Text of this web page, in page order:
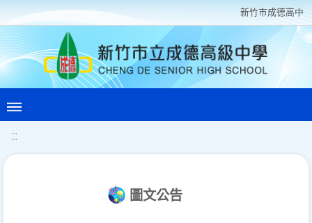
新竹巿成德高中
:::
圖文公告